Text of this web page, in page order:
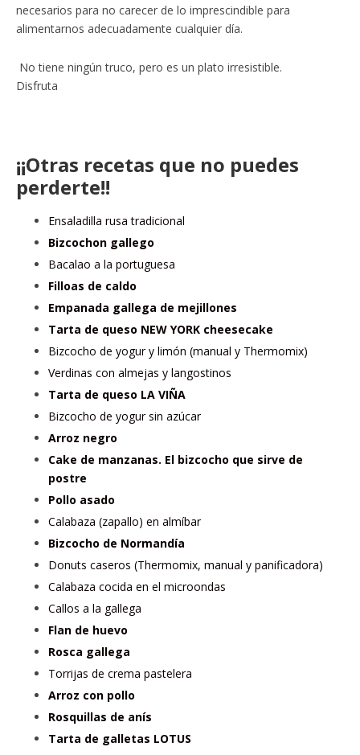
necesarios para no carecer de lo imprescindible para
alimentarnos adecuadamente cualquier día.
No tiene ningún truco, pero es un plato irresistible.
Disfruta
¡¡Otras recetas que no puedes
perderte!!
Ensaladilla rusa tradicional
Bizcochon gallego
Bacalao a la portuguesa
Filloas de caldo
Empanada gallega de mejillones
Tarta de queso NEW YORK cheesecake
Bizcocho de yogur y limón (manual y Thermomix)
Verdinas con almejas y langostinos
Tarta de queso LA VIÑA
Bizcocho de yogur sin azúcar
Arroz negro
Cake de manzanas. El bizcocho que sirve de
postre
Pollo asado
Calabaza (zapallo) en almíbar
Bizcocho de Normandía
Donuts caseros (Thermomix, manual y panificadora)
Calabaza cocida en el microondas
Callos a la gallega
Flan de huevo
Rosca gallega
Torrijas de crema pastelera
Arroz con pollo
Rosquillas de anís
Tarta de galletas LOTUS